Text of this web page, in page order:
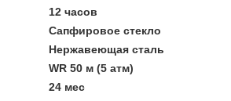
12 часов
Сапфировое стекло
Нержавеющая сталь
WR 50 м (5 атм)
24 мес